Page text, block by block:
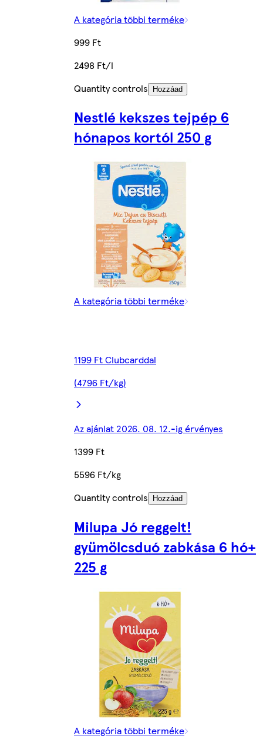
A kategória többi terméke
999 Ft
2498 Ft/l
Quantity controls
Hozzáad
Nestlé kekszes tejpép 6
hónapos kortól 250 g
A kategória többi terméke
1199 Ft Clubcarddal
(4796 Ft/kg)
Az ajánlat 2026. 08. 12.-ig érvényes
1399 Ft
5596 Ft/kg
Quantity controls
Hozzáad
Milupa Jó reggelt!
gyümölcsduó zabkása 6 hó+
225 g
A kategória többi terméke